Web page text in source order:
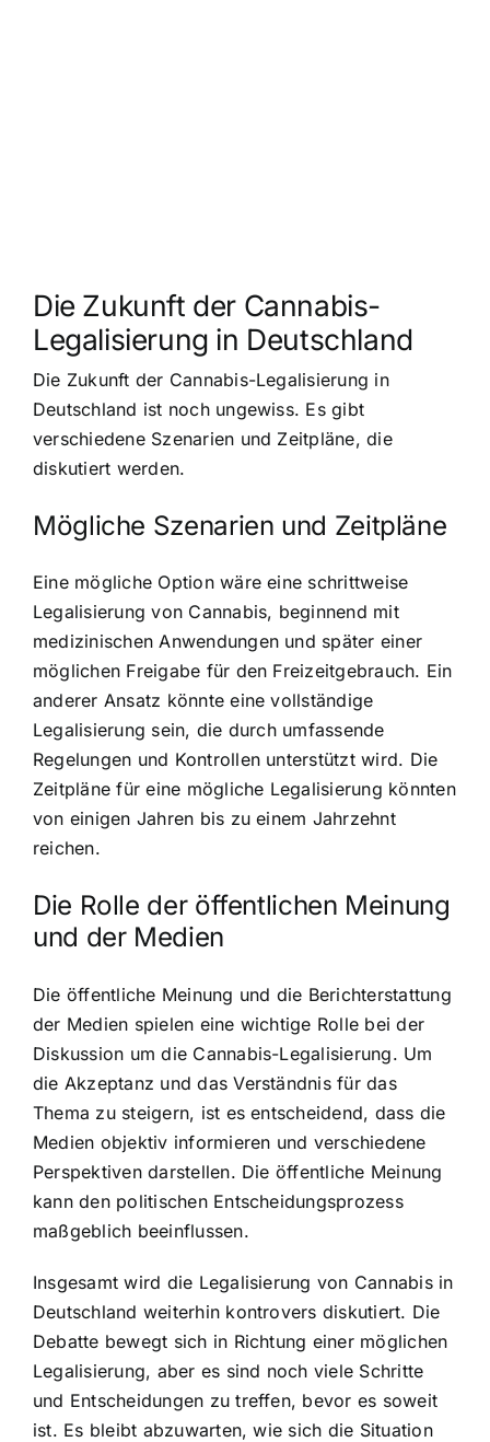
Die Zukunft der Cannabis-
Legalisierung in Deutschland
Die Zukunft der Cannabis-Legalisierung in
Deutschland ist noch ungewiss. Es gibt
verschiedene Szenarien und Zeitpläne, die
diskutiert werden.
Mögliche Szenarien und Zeitpläne
Eine mögliche Option wäre eine schrittweise
Legalisierung von Cannabis, beginnend mit
medizinischen Anwendungen und später einer
möglichen Freigabe für den Freizeitgebrauch. Ein
anderer Ansatz könnte eine vollständige
Legalisierung sein, die durch umfassende
Regelungen und Kontrollen unterstützt wird. Die
Zeitpläne für eine mögliche Legalisierung könnten
von einigen Jahren bis zu einem Jahrzehnt
reichen.
Die Rolle der öffentlichen Meinung
und der Medien
Die öffentliche Meinung und die Berichterstattung
der Medien spielen eine wichtige Rolle bei der
Diskussion um die Cannabis-Legalisierung. Um
die Akzeptanz und das Verständnis für das
Thema zu steigern, ist es entscheidend, dass die
Medien objektiv informieren und verschiedene
Perspektiven darstellen. Die öffentliche Meinung
kann den politischen Entscheidungsprozess
maßgeblich beeinflussen.
Insgesamt wird die Legalisierung von Cannabis in
Deutschland weiterhin kontrovers diskutiert. Die
Debatte bewegt sich in Richtung einer möglichen
Legalisierung, aber es sind noch viele Schritte
und Entscheidungen zu treffen, bevor es soweit
ist. Es bleibt abzuwarten, wie sich die Situation